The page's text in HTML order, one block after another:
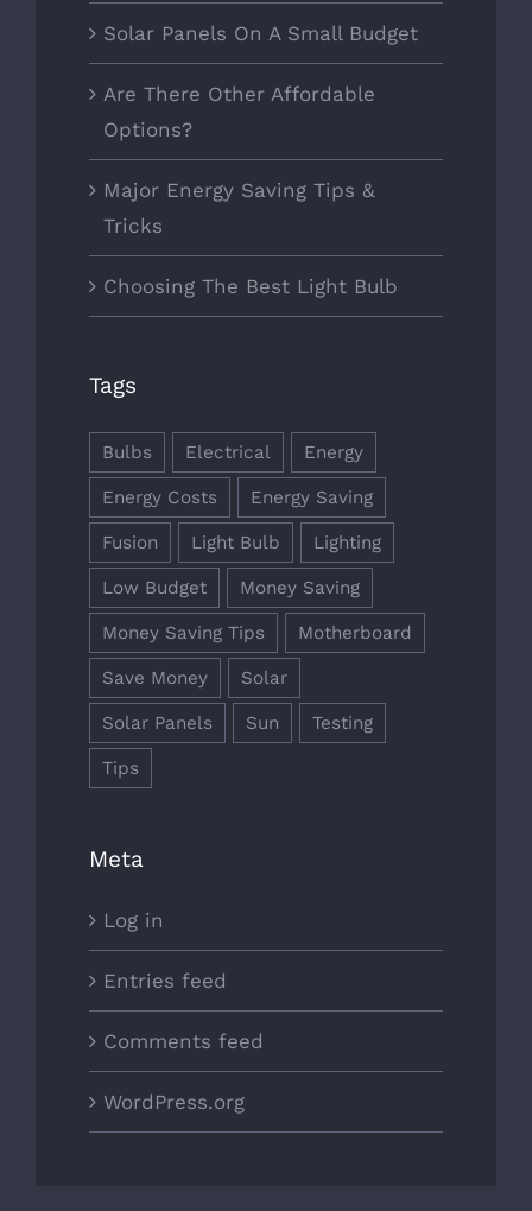
Solar Panels On A Small Budget
Are There Other Affordable
Options?
Major Energy Saving Tips &
Tricks
Choosing The Best Light Bulb
Tags
Bulbs Electrical Energy
Energy Costs Energy Saving
Fusion Light Bulb Lighting
Low Budget Money Saving
Money Saving Tips Motherboard
Save Money Solar
Solar Panels Sun Testing
Tips
Meta
Log in
Entries feed
Comments feed
WordPress.org